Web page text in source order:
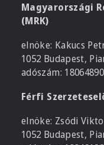
Magyarországi
(MRK)
elnöke: Kakucs
1052 Budapest,
adószám:
Férfi
elnöke: Zsódi
1052 Budapest,